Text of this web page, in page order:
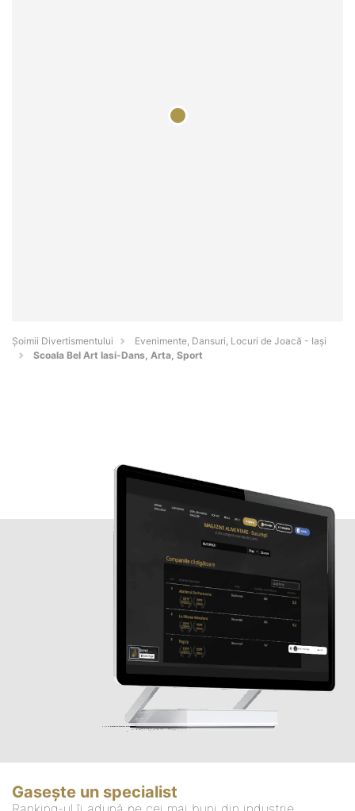
Şoimii Divertismentului
Evenimente, Dansuri, Locuri de Joacă - Iaşi
Scoala Bel Art Iasi-Dans, Arta, Sport
Gasește un specialist